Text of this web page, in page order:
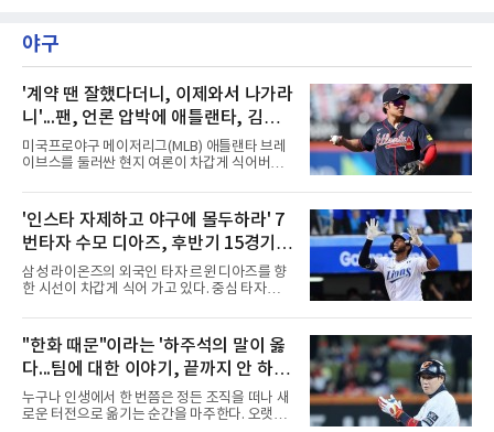
데 선착순 1,000명에게도 골프장갑을 증정한다.
지정 코스 3
화이트 컬러를 바탕으로 흑색과 청색, 홍색을 절
제된 방식으로 배치해 대한민국의 정체성을 표
페셜 플레이 넘버 '81'을 새겼다. 측면에는 건곤
감리 문양을 활용한 전용 얼라인먼트가 적용됐
다.한종훈 기자 hjh@maniareport.com
야구
'계약 땐 잘했다더니, 이제와서 나가라
니'...팬, 언론 압박에 애틀랜타, 김하
성 방출하나?
미국프로야구 메이저리그(MLB) 애틀랜타 브레
이브스를 둘러싼 현지 여론이 차갑게 식어버렸
환호하던 분위기는 온데간데없고, 이제는 성적
부진과 부상을 이유로 팀에서 내보내야 한다는
목소리가 거세지고 있다.김하성은 이번 시즌을
앞두고 대형 계약을 체결하며 기대를 모았으나,
연이은 부상 공백과 극심한 타격 부진이 겹치며
구단과 팬들의 인내심을 한계에 다다르게 만들
었다. 야구계의 냉혹한 비즈니스 논리에 따라,
프 역시 팬들의 거센 항의와 언론의 날 선 비판에
서 자유로울 수 없는 상황이
'인스타 자제하고 야구에 몰두하라' 7
번타자 수모 디아즈, 후반기 15경기
홈런 제로
삼성 라이온즈의 외국인 타자 르윈 디아즈를 향
한 시선이 차갑게 식어 가고 있다. 중심 타자로서
한 부진에 빠지면서 팬들의 원성과 질책이 거세
지는 모양새다.특히 후반기 들어 나타나는 지독
한 홈런 부재는 팀의 고민을 깊게 만들고 있다.
디아즈는 후반기 15경기에 출전해 56타수를 소
화하는 동안 16개의 안타를 기록하며 0.286의
타율 자체는 나쁘지 않은 수치를 유지하고 있다.
그러나 홈런 생산 능력은 완전히 실종됐다. 중심
"한화 때문"이라는 '하주석의 말이 옳
다...팀에 대한 이야기, 끝까지 안 하는
게 도리
누구나 인생에서 한 번쯤은 정든 조직을 떠나 새
로운 터전으로 옮기는 순간을 마주한다. 오랫동